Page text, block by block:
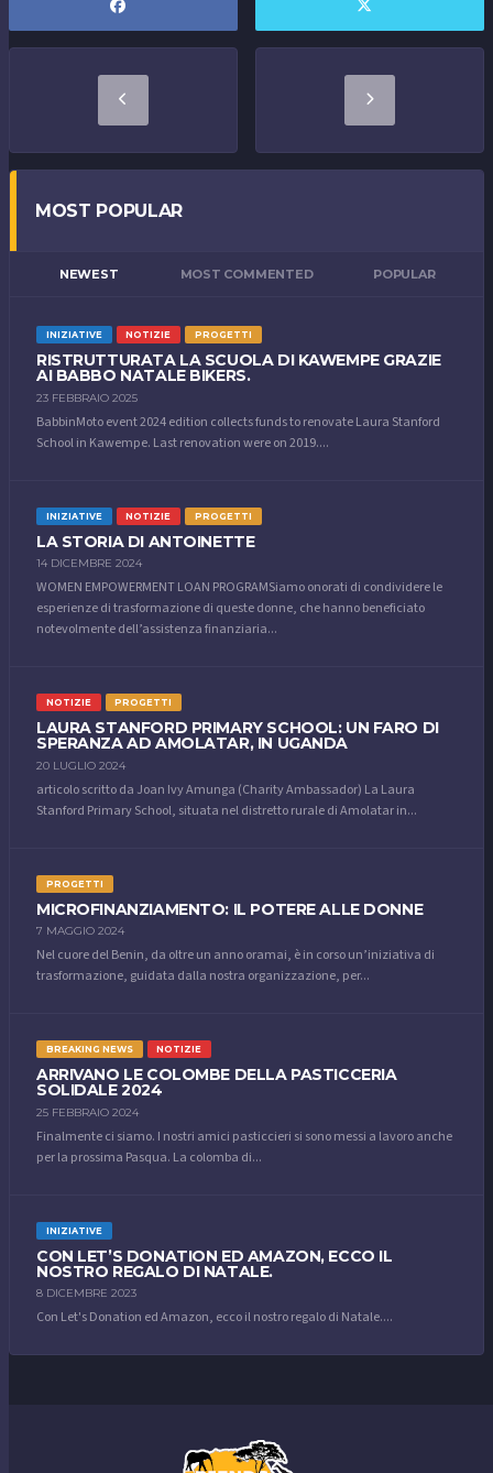
MOST POPULAR
NEWEST MOST COMMENTED POPULAR
INIZIATIVE NOTIZIE PROGETTI
RISTRUTTURATA LA SCUOLA DI KAWEMPE GRAZIE
AI BABBO NATALE BIKERS.
23 FEBBRAIO 2025
BabbinMoto event 2024 edition collects funds to renovate Laura Stanford
School in Kawempe. Last renovation were on 2019....
INIZIATIVE NOTIZIE PROGETTI
LA STORIA DI ANTOINETTE
14 DICEMBRE 2024
WOMEN EMPOWERMENT LOAN PROGRAMSiamo onorati di condividere le
esperienze di trasformazione di queste donne, che hanno beneficiato
notevolmente dell’assistenza finanziaria...
NOTIZIE PROGETTI
LAURA STANFORD PRIMARY SCHOOL: UN FARO DI
SPERANZA AD AMOLATAR, IN UGANDA
20 LUGLIO 2024
articolo scritto da Joan Ivy Amunga (Charity Ambassador) La Laura
Stanford Primary School, situata nel distretto rurale di Amolatar in...
PROGETTI
MICROFINANZIAMENTO: IL POTERE ALLE DONNE
7 MAGGIO 2024
Nel cuore del Benin, da oltre un anno oramai, è in corso un’iniziativa di
trasformazione, guidata dalla nostra organizzazione, per...
BREAKING NEWS NOTIZIE
ARRIVANO LE COLOMBE DELLA PASTICCERIA
SOLIDALE 2024
25 FEBBRAIO 2024
Finalmente ci siamo. I nostri amici pasticcieri si sono messi a lavoro anche
per la prossima Pasqua. La colomba di...
INIZIATIVE
CON LET’S DONATION ED AMAZON, ECCO IL
NOSTRO REGALO DI NATALE.
8 DICEMBRE 2023
Con Let's Donation ed Amazon, ecco il nostro regalo di Natale....